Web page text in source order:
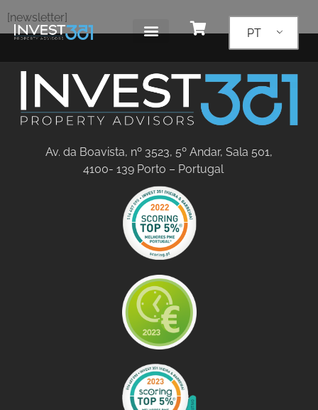
PT
[newsletter]
Av. da Boavista, nº 3523, 5º Andar, Sala 501,
4100- 139 Porto – Portugal